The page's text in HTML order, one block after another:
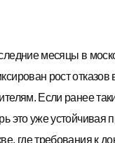
месяцы в
рост
Если ранее
это уже устойчивая
где требования к